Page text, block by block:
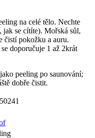
na celé tělo. Nechte
se cítíte). Mořská sůl,
čistí pokožku a auru.
doporučuje 1 až 2krát
peeling po saunování;
dobře čistit.